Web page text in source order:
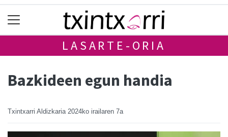
LASARTE-ORIA
Bazkideen egun handia
Txintxarri Aldizkaria 2024ko irailaren 7a